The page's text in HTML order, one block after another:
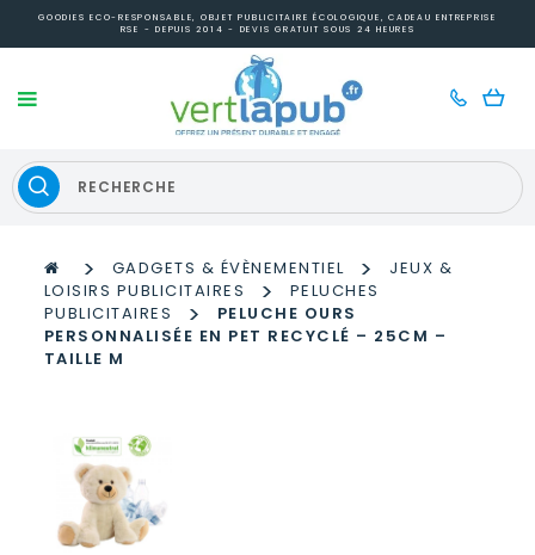
GOODIES ECO-RESPONSABLE, OBJET PUBLICITAIRE ÉCOLOGIQUE, CADEAU ENTREPRISE
RSE - DEPUIS 2014 - DEVIS GRATUIT SOUS 24 HEURES
> GADGETS & ÉVÈNEMENTIEL >
JEUX &
LOISIRS PUBLICITAIRES
>
PELUCHES
PUBLICITAIRES
>
PELUCHE OURS
PERSONNALISÉE EN PET RECYCLÉ – 25CM –
TAILLE M